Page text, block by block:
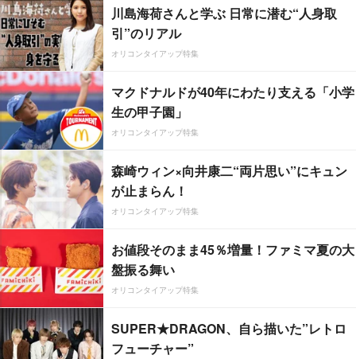
川島海荷さんと学ぶ 日常に潜む“人身取
引”のリアル
オリコンタイアップ特集
マクドナルドが40年にわたり支える「小学
生の甲子園」
オリコンタイアップ特集
森崎ウィン×向井康二“両片思い”にキュン
が止まらん！
オリコンタイアップ特集
お値段そのまま45％増量！ファミマ夏の大
盤振る舞い
オリコンタイアップ特集
SUPER★DRAGON、自ら描いた”レトロ
フューチャー”